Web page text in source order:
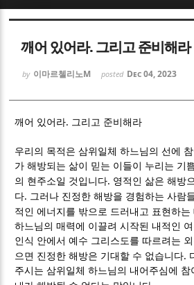
깨어 있어라. 그리고 준비해라
by 이마르첼리노M posted Dec 04, 2023
깨어 있어라. 그리고 준비해라
우리의 목적은 삼위일체 하느님의 선에
가 해방되는 삶이 믿는 이들이 누리는 기
의 현주소일 것입니다. 영적인 삶은 해방
다. 그러나 진정한 해방을 경험하는 사람
적인 에너지를 밖으로 드러내고 표현하
하느님의 매력에 이끌려 시작된 내적인
인식 안에서 예수 그리스도를 따르려는
으면 진정한 해방은 기대할 수 없습니다.
주시는 삼위일체 하느님의 내어주심에 참
Sketchbook5, 스케치
Sketchbook5, 스케
Sketchbook5, 스케치
Sketchbook5, 스케